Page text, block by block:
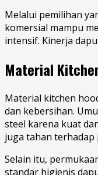
Melalui pemilihan
komersial mampu
intensif. Kinerja
Material
Material kitchen
dan kebersihan.
steel karena kuat
juga tahan terhadap
Selain itu,
standar higienis